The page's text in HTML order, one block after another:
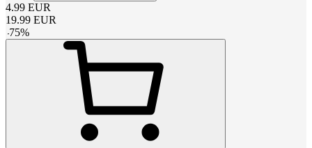
4.99 EUR
19.99 EUR
-75%